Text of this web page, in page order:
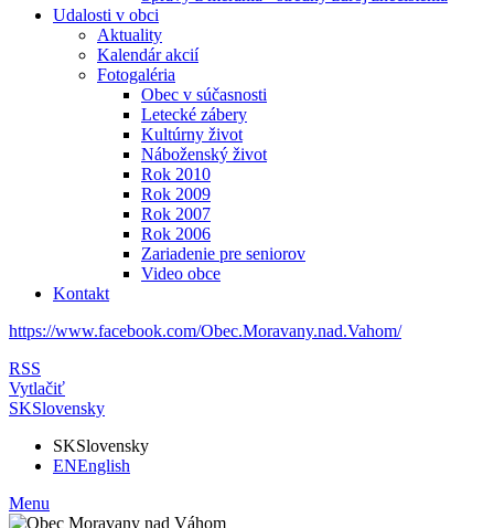
Udalosti v obci
Aktuality
Kalendár akcií
Fotogaléria
Obec v súčasnosti
Letecké zábery
Kultúrny život
Náboženský život
Rok 2010
Rok 2009
Rok 2007
Rok 2006
Zariadenie pre seniorov
Video obce
Kontakt
https://www.facebook.com/Obec.Moravany.nad.Vahom/
RSS
Vytlačiť
SKSlovensky
SKSlovensky
ENEnglish
Menu